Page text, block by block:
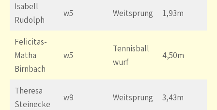
Isabell
Rudolph
w5 Weitsprung 1,93m
Felicitas-
Matha
Birnbach
w5
Tennisball
wurf
4,50m
Theresa
Steinecke
w9 Weitsprung 3,43m